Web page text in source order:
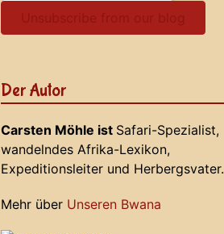
Der Autor
Carsten Möhle ist Safari-Spezialist,
wandelndes Afrika-Lexikon,
Expeditionsleiter und Herbergsvater.
Mehr über Unseren Bwana